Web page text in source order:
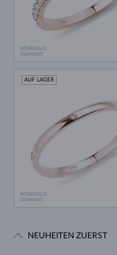
ROSÉGOLD
DIAMANT
ROSÉGOLD
DIAMANT
AUF LAGER
NEUHEITEN ZUERST